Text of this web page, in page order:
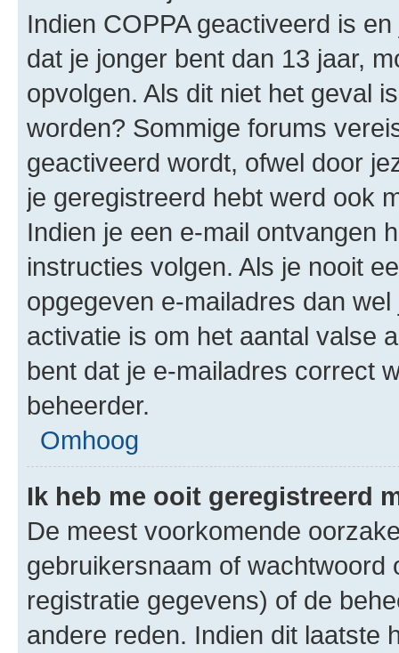
Indien COPPA geactiveerd is
dat je jonger bent dan 13 jaar,
opvolgen. Als dit niet het geval
worden? Sommige forums
geactiveerd wordt, ofwel door
je geregistreerd hebt werd ook
Indien je een e-mail ontvangen
instructies volgen. Als je nooit
opgegeven e-mailadres dan
activatie is om het aantal valse
bent dat je e-mailadres correct
beheerder.
Omhoog
Ik heb me ooit geregistreerd
De meest voorkomende
gebruikersnaam of wachtwoord
registratie gegevens) of de
andere reden. Indien dit laatste